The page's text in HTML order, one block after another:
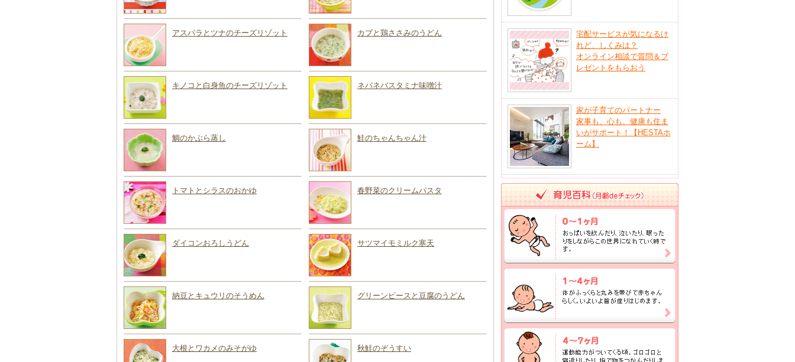
アスパラとツナのチーズリゾット カブと鶏ささみのうどん
キノコと白身魚のチーズリゾット ネバネバスタミナ味噌汁
鯛のかぶら蒸し 鮭のちゃんちゃん汁
トマトとシラスのおかゆ 春野菜のクリームパスタ
ダイコンおろしうどん サツマイモミルク寒天
納豆とキュウリのそうめん グリーンピースと豆腐のうどん
大根とワカメのみそがゆ 秋鮭のぞうすい
宅配サービスが気になるけ
れど、しくみは？
オンライン相談で質問＆プ
レゼントをもらおう
家が子育てのパートナー
家事も、心も、健康も住ま
いがサポート！【HESTAホ
ーム】